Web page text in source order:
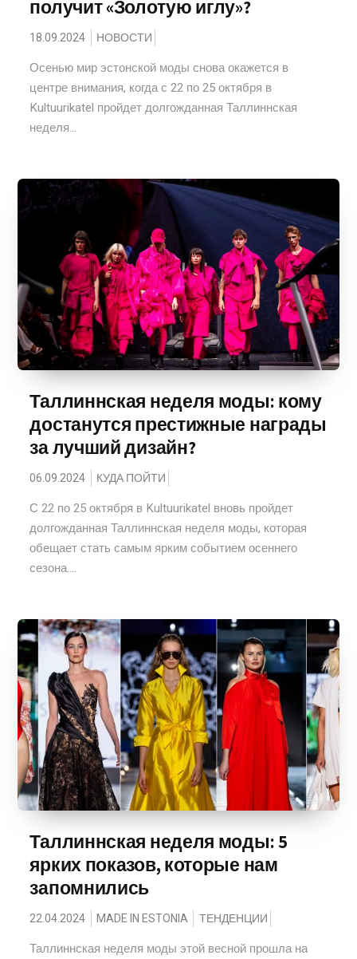
получит «Золотую иглу»?
18.09.2024 НОВОСТИ
Осенью мир эстонской моды снова окажется в
центре внимания, когда с 22 по 25 октября в
Kultuurikatel пройдет долгожданная Таллиннская
неделя...
Таллиннская неделя моды: кому
достанутся престижные награды
за лучший дизайн?
06.09.2024 КУДА ПОЙТИ
С 22 по 25 октября в Kultuurikatel вновь пройдет
долгожданная Таллиннская неделя моды, которая
обещает стать самым ярким событием осеннего
сезона....
Таллиннская неделя моды: 5
ярких показов, которые нам
запомнились
22.04.2024 MADE IN ESTONIA ТЕНДЕНЦИИ
Таллиннская неделя моды этой весной прошла на